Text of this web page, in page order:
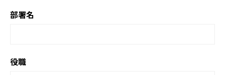
部署名
役職